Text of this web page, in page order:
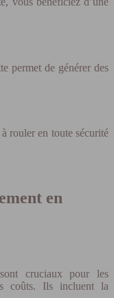
permet de générer des
rouler en toute sécurité
en
cruciaux pour les
coûts. Ils incluent la